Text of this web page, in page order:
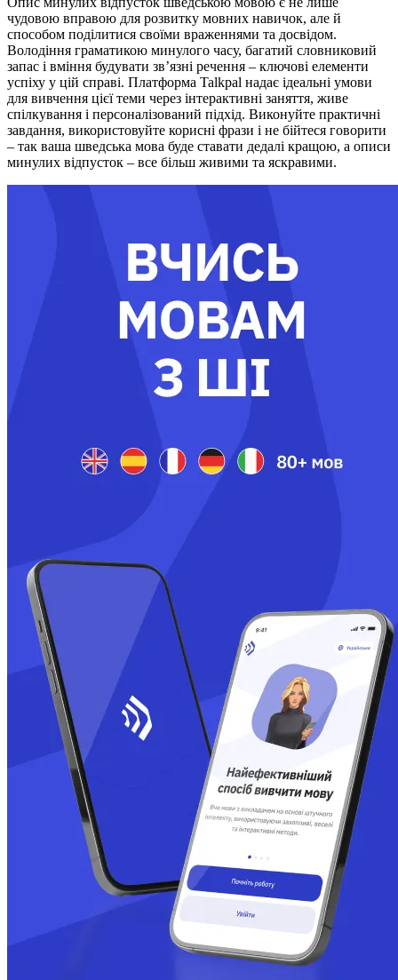
чудовою вправою для розвитку мовних навичок, але й
способом поділитися своїми враженнями та досвідом.
Володіння граматикою минулого часу, багатий словниковий
запас і вміння будувати зв’язні речення – ключові елементи
успіху у цій справі. Платформа Talkpal надає ідеальні умови
для вивчення цієї теми через інтерактивні заняття, живе
спілкування і персоналізований підхід. Виконуйте практичні
завдання, використовуйте корисні фрази і не бійтеся говорити
– так ваша шведська мова буде ставати дедалі кращою, а описи
минулих відпусток – все більш живими та яскравими.